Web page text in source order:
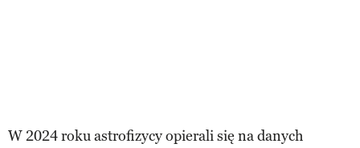
W 2024 roku astrofizycy opierali się na danych